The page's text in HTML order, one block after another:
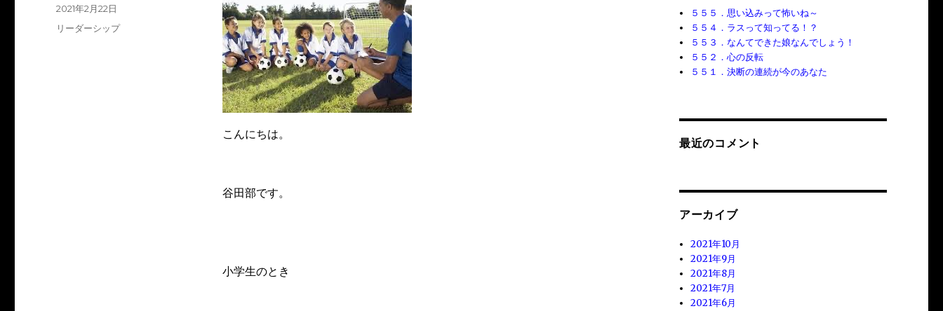
こんにちは。
谷田部です。
小学生のとき
投
稿
2021年2月22日
カ
リーダーシップ
５５５．思い込みって怖いね～
５５４．ラスって知ってる！？
５５３．なんてできた娘なんでしょう！
５５２．心の反転
５５１．決断の連続が今のあなた
最近のコメント
アーカイブ
2021年10月
2021年9月
2021年8月
2021年7月
2021年6月